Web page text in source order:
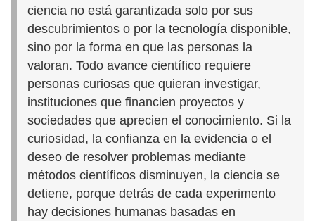
ciencia no está garantizada solo por sus
descubrimientos o por la tecnología disponible,
sino por la forma en que las personas la
valoran. Todo avance científico requiere
personas curiosas que quieran investigar,
instituciones que financien proyectos y
sociedades que aprecien el conocimiento. Si la
curiosidad, la confianza en la evidencia o el
deseo de resolver problemas mediante
métodos científicos disminuyen, la ciencia se
detiene, porque detrás de cada experimento
hay decisiones humanas basadas en